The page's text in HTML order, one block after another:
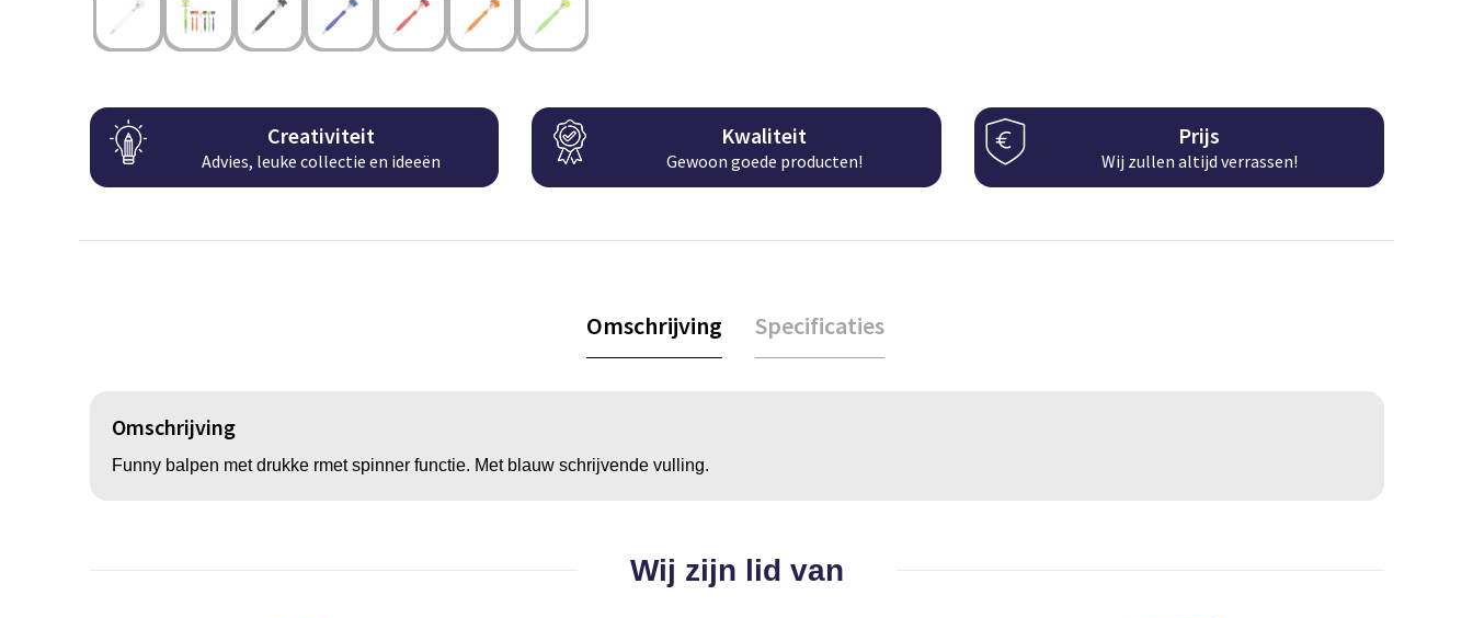
Creativiteit
Advies, leuke collectie en ideeën
Kwaliteit
Gewoon goede producten!
Prijs
Wij zullen altijd verrassen!
Omschrijving Specificaties
Omschrijving
Funny balpen met drukke rmet spinner functie. Met blauw schrijvende vulling.
Wij zijn lid van